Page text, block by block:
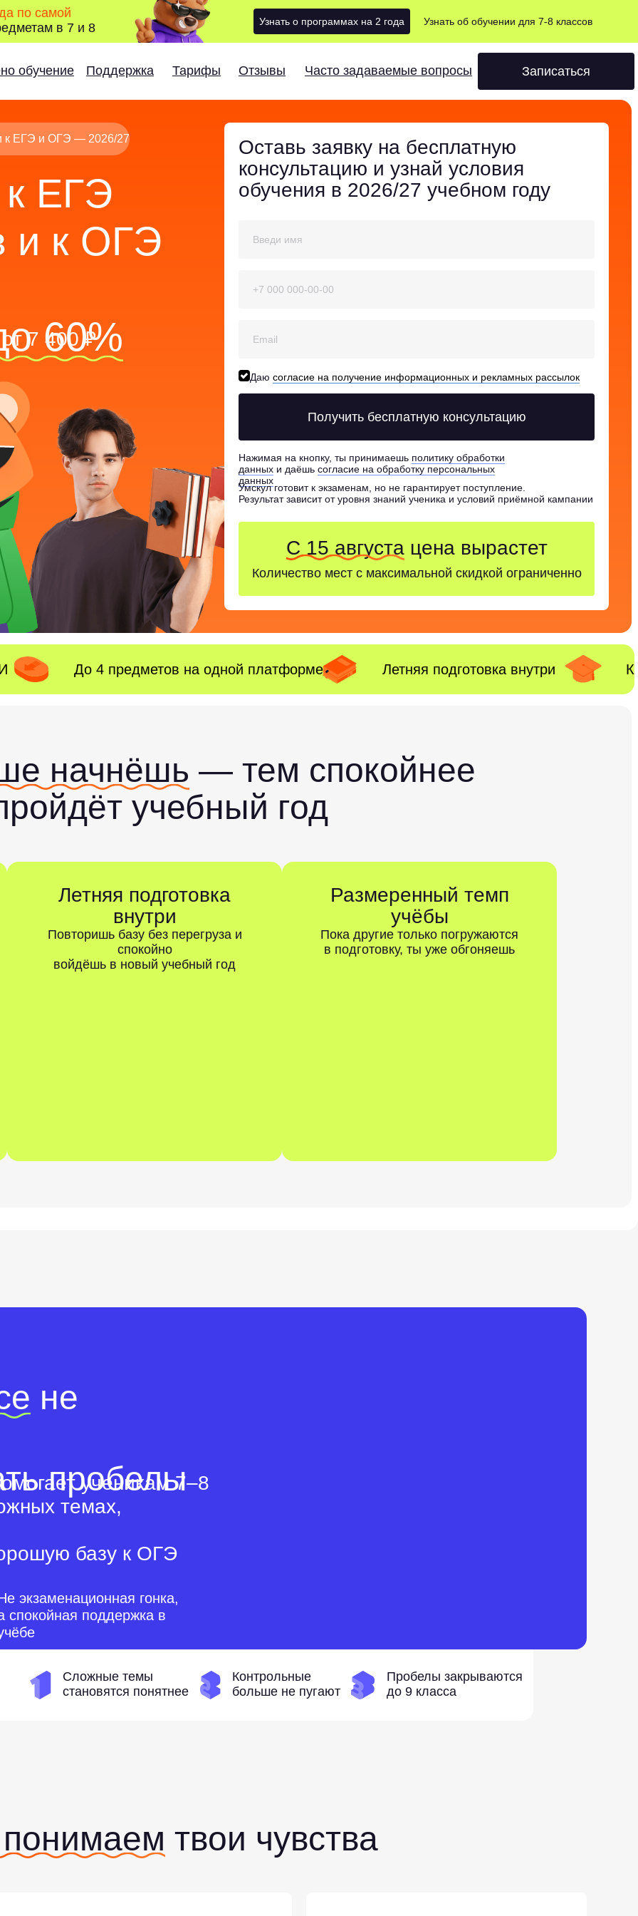
Узнать о программах на 2 года Узнать об обучении для 7-8 классов
по самой
в 7 и 8
Записаться
обучение Поддержка Тарифы Отзывы Часто задаваемые вопросы
к ЕГЭ и ОГЭ — 2026/27
ЕГЭ
и к ОГЭ
60%
7 400 ₽
Количество мест с максимальной скидкой ограниченно
С 15 августацена вырастет
Оставь заявку на бесплатную
консультацию и узнай условия
обучения в 2026/27 учебном году
Нажимая на кнопку, ты принимаешь политику обработки
данных и даёшь согласие на обработку персональных
данных
Умскул готовит к экзаменам, но не гарантирует поступление.
Результат зависит от уровня знаний ученика и условий приёмной кампании
Даю согласие на получение информационных и рекламных рассылок
Получить бесплатную консультацию
До 4 предметов на одной платформе Летняя подготовка внутри
начнёшь — тем спокойнее
учебный год
Летняя подготовка
внутри
Повторишь базу без перегруза и
спокойно
войдёшь в новый учебный год
Размеренный темп
учёбы
Пока другие только погружаются
в подготовку, ты уже обгоняешь
Сложные темы
становятся понятнее
Контрольные
больше не пугают
Пробелы закрываются
до 9 класса
ученикам 7–8
темах,
базу к ОГЭ
не
пробелы
экзаменационная гонка,
спокойная поддержка в
твои чувства